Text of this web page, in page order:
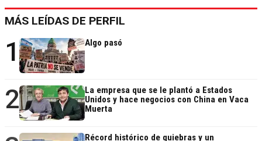
MÁS LEÍDAS DE PERFIL
1 Algo pasó
2
La empresa que se le plantó a Estados
Unidos y hace negocios con China en Vaca
Muerta
Récord histórico de quiebras y un